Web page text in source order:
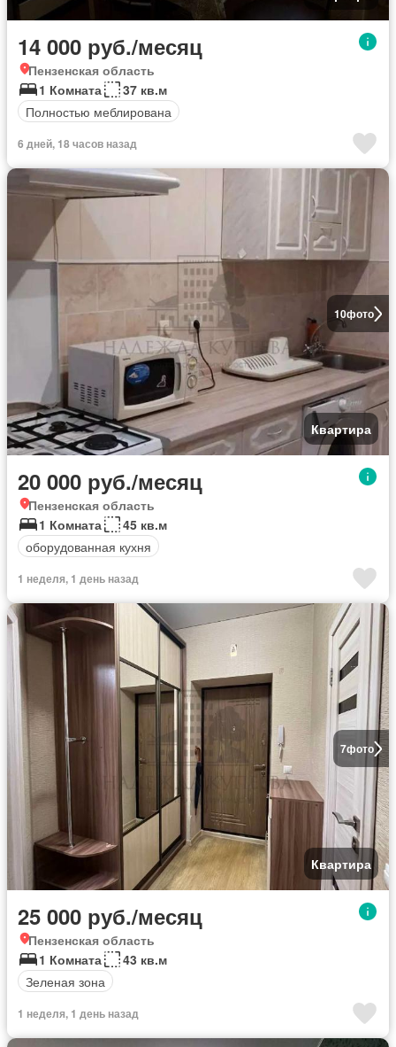
14 000 руб./месяц
Пензенская область
1 Комната
37 кв.м
Полностью меблирована
6 дней, 18 часов назад
10фото
Квартира
20 000 руб./месяц
Пензенская область
1 Комната
45 кв.м
оборудованная кухня
1 неделя, 1 день назад
7фото
Квартира
25 000 руб./месяц
Пензенская область
1 Комната
43 кв.м
Зеленая зона
1 неделя, 1 день назад